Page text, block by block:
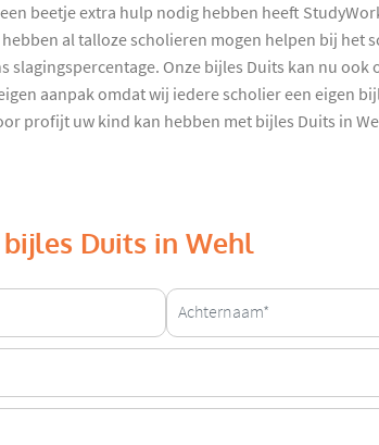
beetje extra hulp nodig hebben heeft
hebben al talloze scholieren mogen helpen bij het
slagingspercentage. Onze bijles Duits kan nu ook
aanpak omdat wij iedere scholier een eigen
profijt uw kind kan hebben met bijles Duits in
Duits in Wehl